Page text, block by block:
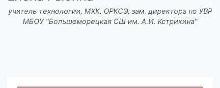
учитель технологии, МХК, ОРКСЭ, зам. директора по УВР
МБОУ "Большеморецкая СШ им. А.И. Кстрикина"